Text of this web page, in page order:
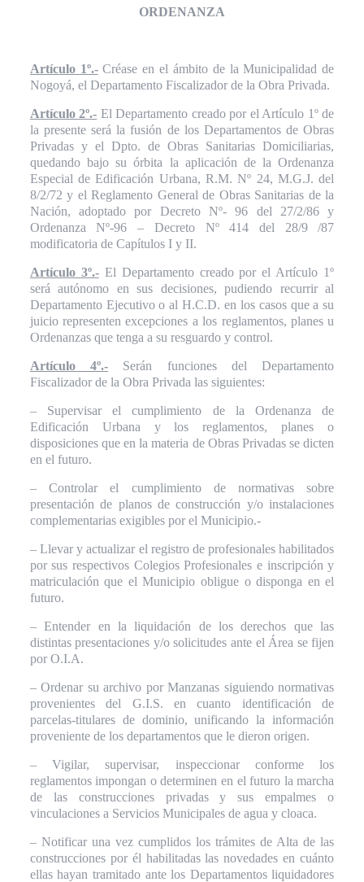
ORDENANZA
Artículo 1º.- Créase en el ámbito de la Municipalidad de
Nogoyá, el Departamento Fiscalizador de la Obra Privada.
Artículo 2º.- El Departamento creado por el Artículo 1º de
la presente será la fusión de los Departamentos de Obras
Privadas y el Dpto. de Obras Sanitarias Domiciliarias,
quedando bajo su órbita la aplicación de la Ordenanza
Especial de Edificación Urbana, R.M. Nº 24, M.G.J. del
8/2/72 y el Reglamento General de Obras Sanitarias de la
Nación, adoptado por Decreto Nº- 96 del 27/2/86 y
Ordenanza Nº-96 – Decreto Nº 414 del 28/9 /87
modificatoria de Capítulos I y II.
Artículo 3º.-El Departamento creado por el Artículo 1º
será autónomo en sus decisiones, pudiendo recurrir al
Departamento Ejecutivo o al H.C.D. en los casos que a su
juicio representen excepciones a los reglamentos, planes u
Ordenanzas que tenga a su resguardo y control.
Artículo 4º.- Serán funciones del Departamento
Fiscalizador de la Obra Privada las siguientes:
– Supervisar el cumplimiento de la Ordenanza de
Edificación Urbana y los reglamentos, planes o
disposiciones que en la materia de Obras Privadas se dicten
en el futuro.
– Controlar el cumplimiento de normativas sobre
presentación de planos de construcción y/o instalaciones
complementarias exigibles por el Municipio.-
– Llevar y actualizar el registro de profesionales habilitados
por sus respectivos Colegios Profesionales e inscripción y
matriculación que el Municipio obligue o disponga en el
futuro.
– Entender en la liquidación de los derechos que las
distintas presentaciones y/o solicitudes ante el Área se fijen
por O.I.A.
– Ordenar su archivo por Manzanas siguiendo normativas
provenientes del G.I.S. en cuanto identificación de
parcelas-titulares de dominio, unificando la información
proveniente de los departamentos que le dieron origen.
– Vigilar, supervisar, inspeccionar conforme los
reglamentos impongan o determinen en el futuro la marcha
de las construcciones privadas y sus empalmes o
vinculaciones a Servicios Municipales de agua y cloaca.
– Notificar una vez cumplidos los trámites de Alta de las
construcciones por él habilitadas las novedades en cuánto
ellas hayan tramitado ante los Departamentos liquidadores